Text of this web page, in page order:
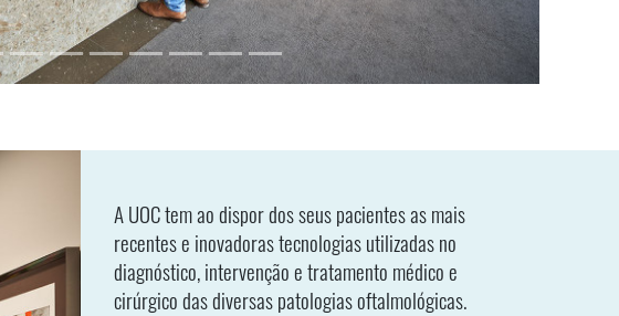
A UOC tem ao dispor dos seus pacientes as mais
recentes e inovadoras tecnologias utilizadas no
diagnóstico, intervenção e tratamento médico e
cirúrgico das diversas patologias oftalmológicas.